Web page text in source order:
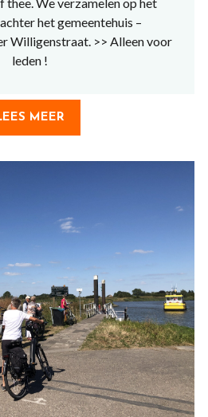
het gemeentehuis –
Willigenstraat. >> Alleen voor
leden !
MEER